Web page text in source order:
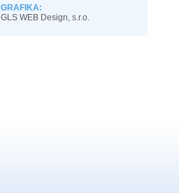
GRAFIKA:
GLS WEB Design, s.r.o.